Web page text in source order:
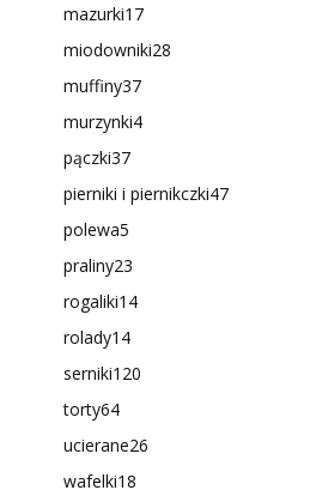
mazurki17
miodowniki28
muffiny37
murzynki4
pączki37
pierniki i piernikczki47
polewa5
praliny23
rogaliki14
rolady14
serniki120
torty64
ucierane26
wafelki18